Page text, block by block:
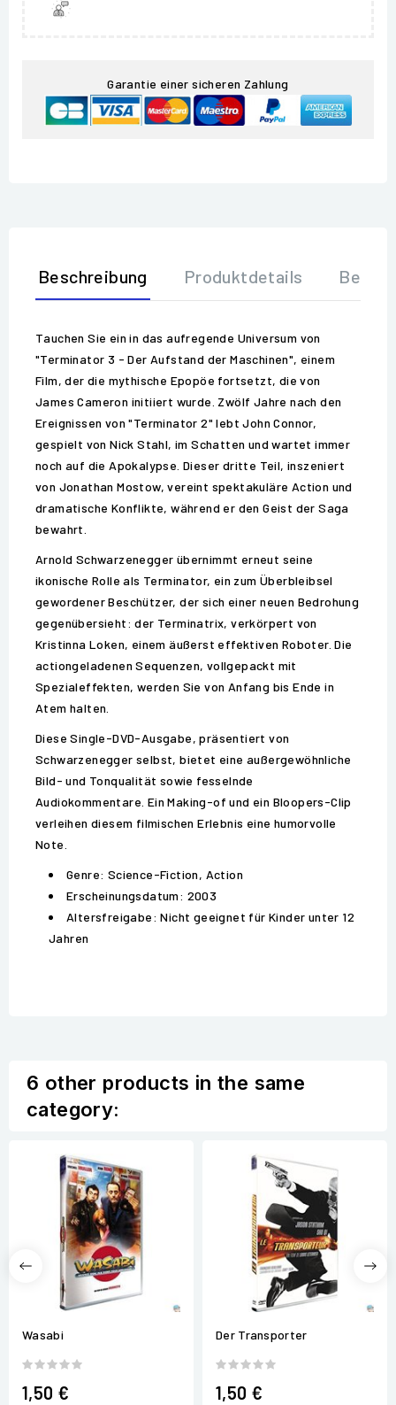
Garantie einer sicheren Zahlung
Beschreibung Produktdetails
Tauchen Sie ein in das aufregende Universum von
"Terminator 3 - Der Aufstand der Maschinen", einem
Film, der die mythische Epopöe fortsetzt, die von
James Cameron initiiert wurde. Zwölf Jahre nach den
Ereignissen von "Terminator 2" lebt John Connor,
gespielt von Nick Stahl, im Schatten und wartet immer
noch auf die Apokalypse. Dieser dritte Teil, inszeniert
von Jonathan Mostow, vereint spektakuläre Action und
dramatische Konflikte, während er den Geist der Saga
bewahrt.
Arnold Schwarzenegger übernimmt erneut seine
ikonische Rolle als Terminator, ein zum Überbleibsel
gewordener Beschützer, der sich einer neuen Bedrohung
gegenübersieht: der Terminatrix, verkörpert von
Kristinna Loken, einem äußerst effektiven Roboter. Die
actiongeladenen Sequenzen, vollgepackt mit
Spezialeffekten, werden Sie von Anfang bis Ende in
Atem halten.
Diese Single-DVD-Ausgabe, präsentiert von
Schwarzenegger selbst, bietet eine außergewöhnliche
Bild- und Tonqualität sowie fesselnde
Audiokommentare. Ein Making-of und ein Bloopers-Clip
verleihen diesem filmischen Erlebnis eine humorvolle
Note.
Genre: Science-Fiction, Action
Erscheinungsdatum: 2003
Altersfreigabe: Nicht geeignet für Kinder unter 12
Jahren
6 other products in the same
category:
Wasabi
1,50 €
Der Transporter
1,50 €